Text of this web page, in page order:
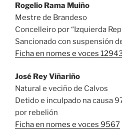
Rogelio Rama Muiño
Mestre de Brandeso
Concelleiro por “Izquierda
Sancionado con suspensión
Ficha en nomes e voces
José Rey Viñariño
Natural e veciño de Calvos
Detido e inculpado na causa
por rebelión
Ficha en nomes e voces 9567